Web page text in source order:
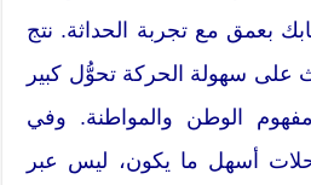
بعمق مع تجربة الحداثة. نتج
على سهولة الحركة تحوُّل كبير
الوطن والمواطنة. وفي
أسهل ما يكون، ليس عبر